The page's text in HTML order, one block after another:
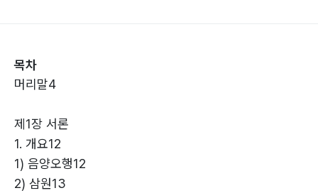
인간사 공기(公器)의 역할을 다하게 되면 존경의 대상이
될 것이지만 도리를 벗어나 사술(詐術) 행위로 흘러가게
로부터 지탄(指彈)의 대상이 될 것이다. 이런 점은 명학
(命學)을 공부하고 연구하는 학자들은 명심하여야 하며,
건전한 마음으로 임하되 작은 이익을 위해 불온한 사행심
(射倖心)을 가져서는 곤란하다. 왜냐면 후인들의 일탈(逸
목차
머리말4
제1장 서론
1. 개요12
1) 음양오행12
2) 삼원13